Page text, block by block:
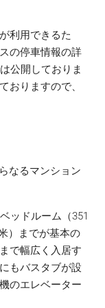
利用できるた
の停車情報の詳
公開しておりま
おりますので、
なるマンション
ッドルーム（351
）までが基本の
で幅広く入居す
もバスタブが設
のエレベーター